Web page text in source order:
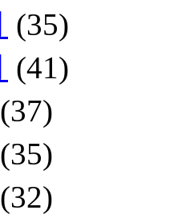
(35)
(41)
(37)
(35)
(32)